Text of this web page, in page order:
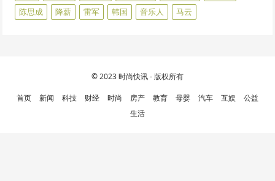
陈思成
降薪 雷军 韩国 音乐人 马云
© 2023时尚快讯- 版权所有
首页 新闻 科技 财经 时尚 房产 教育 母婴 汽车 互娱
公益
生活